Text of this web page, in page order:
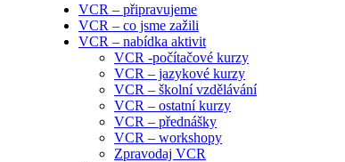
VCR – připravujeme
VCR – co jsme zažili
VCR – nabídka aktivit
VCR -počítačové kurzy
VCR – jazykové kurzy
VCR – školní vzdělávání
VCR – ostatní kurzy
VCR – přednášky
VCR – workshopy
Zpravodaj VCR